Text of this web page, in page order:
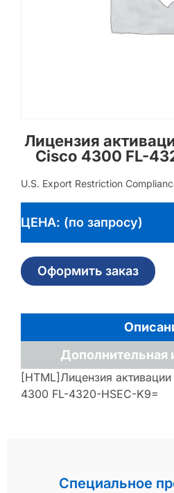
Лицензия
Cisco 4300 FL-
U.S. Export Restriction
ЦЕНА: (по запросу)
Оформить заказ
Дополнительная
[HTML]Лицензия
4300 FL-4320-HSEC-K9=
Специальное